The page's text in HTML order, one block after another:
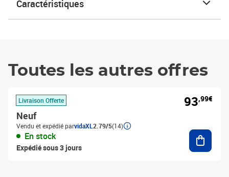
Caractéristiques
Toutes les autres offres
Livraison Offerte
Neuf
Vendu et expédié parvidaXL 2.79/5(14)
En stock
Expédié sous 3 jours
93,99€